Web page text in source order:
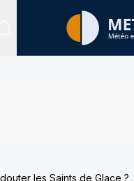
Sites expertisés
les Saints de Glace ?